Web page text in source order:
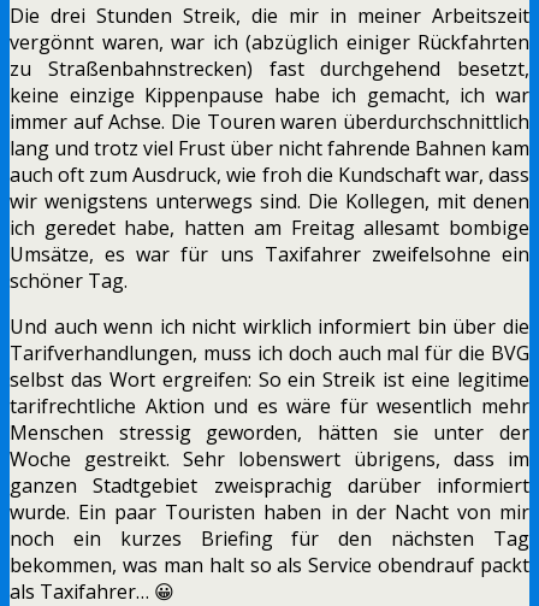
Die drei Stunden Streik, die mir in meiner Arbeitszeit
vergönnt waren, war ich (abzüglich einiger Rückfahrten
zu Straßenbahnstrecken) fast durchgehend besetzt,
keine einzige Kippenpause habe ich gemacht, ich war
immer auf Achse. Die Touren waren überdurchschnittlich
lang und trotz viel Frust über nicht fahrende Bahnen kam
auch oft zum Ausdruck, wie froh die Kundschaft war, dass
wir wenigstens unterwegs sind. Die Kollegen, mit denen
ich geredet habe, hatten am Freitag allesamt bombige
Umsätze, es war für uns Taxifahrer zweifelsohne ein
schöner Tag.
Und auch wenn ich nicht wirklich informiert bin über die
Tarifverhandlungen, muss ich doch auch mal für die BVG
selbst das Wort ergreifen: So ein Streik ist eine legitime
tarifrechtliche Aktion und es wäre für wesentlich mehr
Menschen stressig geworden, hätten sie unter der
Woche gestreikt. Sehr lobenswert übrigens, dass im
ganzen Stadtgebiet zweisprachig darüber informiert
wurde. Ein paar Touristen haben in der Nacht von mir
noch ein kurzes Briefing für den nächsten Tag
bekommen, was man halt so als Service obendrauf packt
als Taxifahrer… 😀